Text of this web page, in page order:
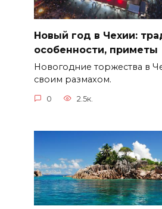
Новый год в Чехии:
особенности, приметы
Новогодние торжества в
своим размахом.
0 2.5к.